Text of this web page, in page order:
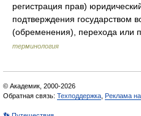
регистрация прав)
подтверждения государством
(обременения), перехода
терминология
© Академик, 2000-2026
Обратная связь: Техподдержка Реклама